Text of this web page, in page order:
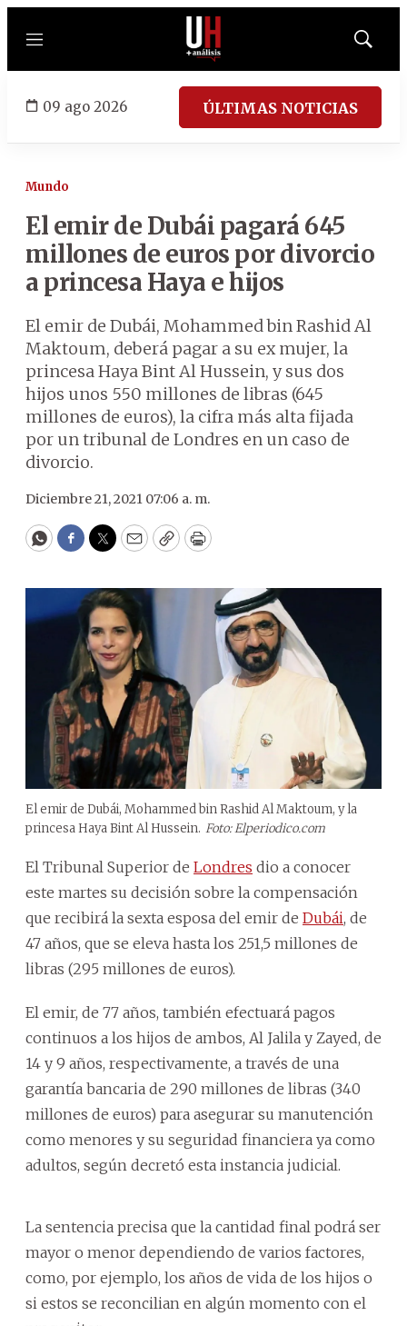
Menú
Mostrar
09 ago 2026 ÚLTIMAS NOTICIAS
Mundo
El emir de Dubái pagará 645
millones de euros por divorcio
a princesa Haya e hijos
El emir de Dubái, Mohammed bin Rashid Al
Maktoum, deberá pagar a su ex mujer, la
princesa Haya Bint Al Hussein, y sus dos
hijos unos 550 millones de libras (645
millones de euros), la cifra más alta fijada
por un tribunal de Londres en un caso de
divorcio.
Diciembre 21, 2021 07:06 a. m.
WhatsApp
Facebook
Twitter
EmailCopyPrint
El emir de Dubái, Mohammed bin Rashid Al Maktoum, y la
princesa Haya Bint Al Hussein. Foto: Elperiodico.com
El Tribunal Superior de Londres dio a conocer
este martes su decisión sobre la compensación
que recibirá la sexta esposa del emir de Dubái, de
47 años, que se eleva hasta los 251,5 millones de
libras (295 millones de euros).
El emir, de 77 años, también efectuará pagos
continuos a los hijos de ambos, Al Jalila y Zayed, de
14 y 9 años, respectivamente, a través de una
garantía bancaria de 290 millones de libras (340
millones de euros) para asegurar su manutención
como menores y su seguridad financiera ya como
adultos, según decretó esta instancia judicial.
La sentencia precisa que la cantidad final podrá ser
mayor o menor dependiendo de varios factores,
como, por ejemplo, los años de vida de los hijos o
si estos se reconcilian en algún momento con el